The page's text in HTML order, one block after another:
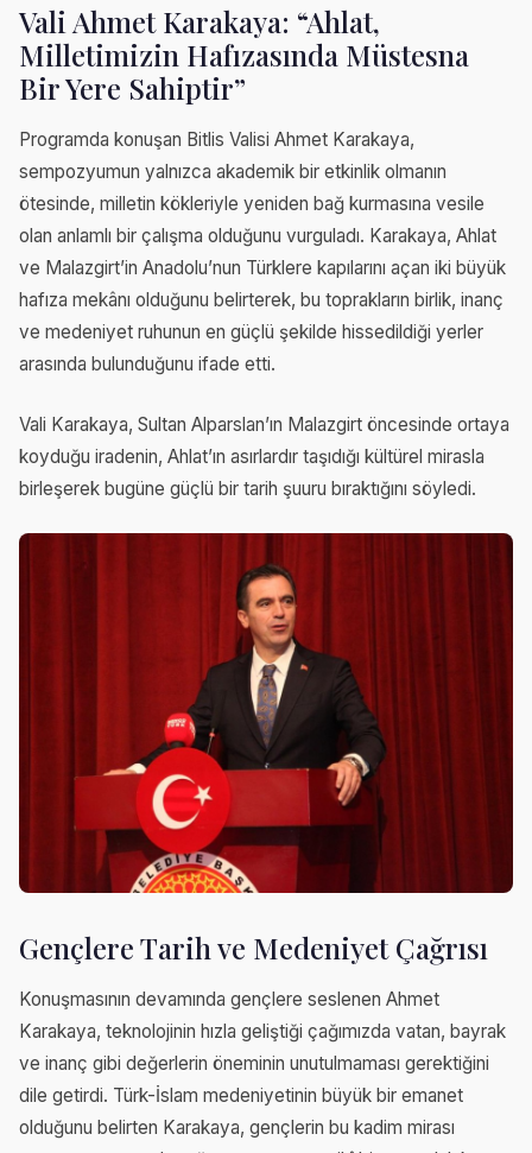
Vali Ahmet Karakaya: “Ahlat,
Milletimizin Hafızasında Müstesna
Bir Yere Sahiptir”
Programda konuşan Bitlis Valisi Ahmet Karakaya,
sempozyumun yalnızca akademik bir etkinlik olmanın
ötesinde, milletin kökleriyle yeniden bağ kurmasına vesile
olan anlamlı bir çalışma olduğunu vurguladı. Karakaya, Ahlat
ve Malazgirt’in Anadolu’nun Türklere kapılarını açan iki büyük
hafıza mekânı olduğunu belirterek, bu toprakların birlik, inanç
ve medeniyet ruhunun en güçlü şekilde hissedildiği yerler
arasında bulunduğunu ifade etti.
Vali Karakaya, Sultan Alparslan’ın Malazgirt öncesinde ortaya
koyduğu iradenin, Ahlat’ın asırlardır taşıdığı kültürel mirasla
birleşerek bugüne güçlü bir tarih şuuru bıraktığını söyledi.
Gençlere Tarih ve Medeniyet Çağrısı
Konuşmasının devamında gençlere seslenen Ahmet
Karakaya, teknolojinin hızla geliştiği çağımızda vatan, bayrak
ve inanç gibi değerlerin öneminin unutulmaması gerektiğini
dile getirdi. Türk-İslam medeniyetinin büyük bir emanet
olduğunu belirten Karakaya, gençlerin bu kadim mirası